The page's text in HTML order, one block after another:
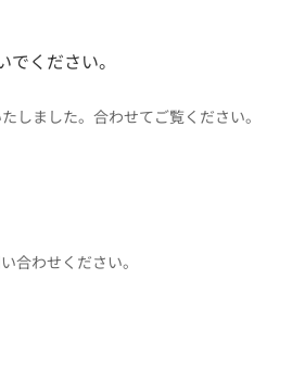
ください。
しました。合わせてご覧ください。
合わせください。